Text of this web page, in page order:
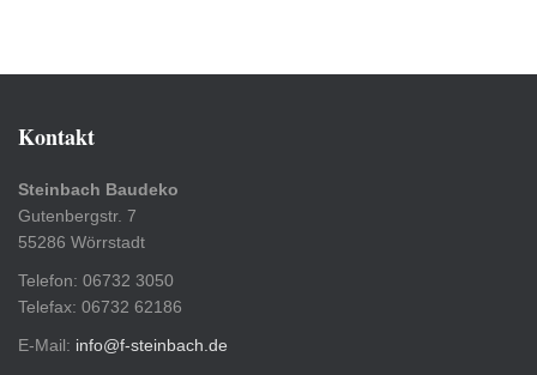
Kontakt
Steinbach Baudeko
Gutenbergstr. 7
55286 Wörrstadt
Telefon: 06732 3050
Telefax: 06732 62186
E-Mail: info@f-steinbach.de